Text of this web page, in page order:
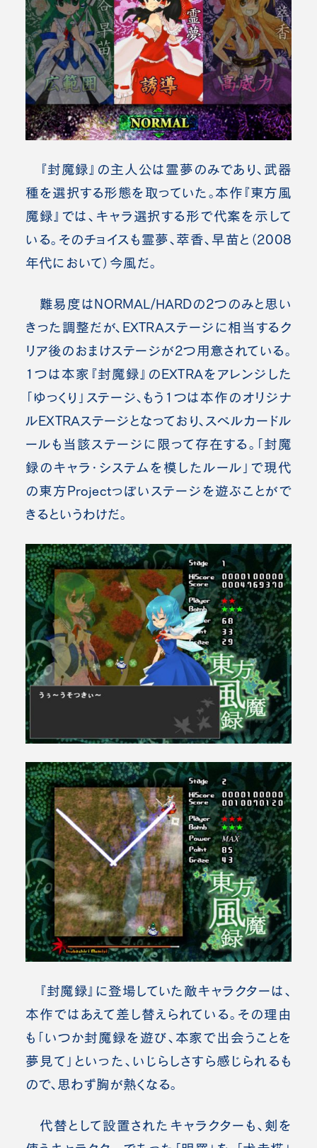
『封魔録』の主人公は霊夢のみであり、武器
種を選択する形態を取っていた。本作『東方風
魔録』では、キャラ選択する形で代案を示して
いる。そのチョイスも霊夢、萃香、早苗と（2008
年代において）今風だ。
難易度はNORMAL/HARDの2つのみと思い
きった調整だが、EXTRAステージに相当するク
リア後のおまけステージが2つ用意されている。
1つは本家『封魔録』のEXTRAをアレンジした
「ゆっくり」ステージ、もう1つは本作のオリジナ
ルEXTRAステージとなっており、スペルカードル
ールも当該ステージに限って存在する。「封魔
録のキャラ・システムを模したルール」で現代
の東方Projectっぽいステージを遊ぶことがで
きるというわけだ。
『封魔録』に登場していた敵キャラクターは、
本作ではあえて差し替えられている。その理由
も「いつか封魔録を遊び、本家で出会うことを
夢見て」といった、いじらしさすら感じられるも
ので、思わず胸が熱くなる。
代替として設置されたキャラクターも、剣を